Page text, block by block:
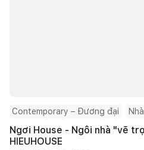
Contemporary – Đương đại
Ngơi House - Ngôi nhà "vẽ
HIEUHOUSE